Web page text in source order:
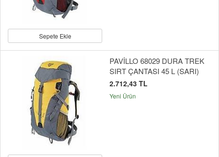
Sepete Ekle
PAVİLLO 68029 DURA TREK
SIRT ÇANTASI 45 L (SARI)
2.712,43 TL
Yeni Ürün